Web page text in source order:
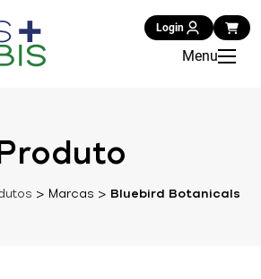
Login
Menu
> Marcas > Bluebird Botanicals